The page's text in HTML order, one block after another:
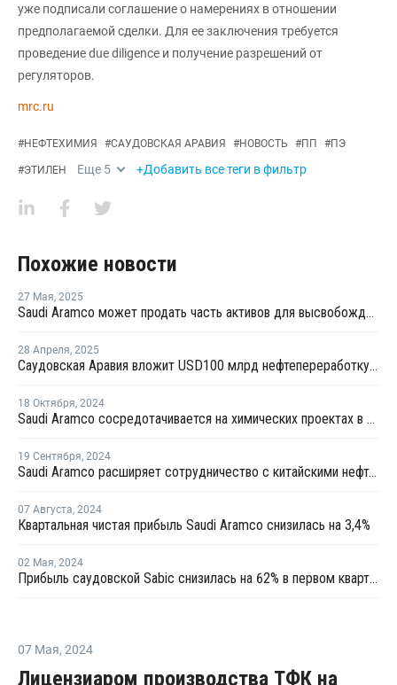
уже подписали соглашение о намерениях в отношении
предполагаемой сделки. Для ее заключения требуется
проведение due diligence и получение разрешений от
регуляторов.
mrc.ru
#НЕФТЕХИМИЯ #САУДОВСКАЯ АРАВИЯ #НОВОСТЬ #ПП #ПЭ
#ЭТИЛЕН Еще 5 +Добавить все теги в фильтр
Похожие новости
27 Мая, 2025
Saudi Aramco может продать часть активов для высвобождения средств
28 Апреля, 2025
Саудовская Аравия вложит USD100 млрд нефтепереработку и нефтехимию Индии
18 Октября, 2024
Saudi Aramco сосредотачивается на химических проектах в Азии
19 Сентября, 2024
Saudi Aramco расширяет сотрудничество с китайскими нефтехимическими компаниями
07 Августа, 2024
Квартальная чистая прибыль Saudi Aramco снизилась на 3,4%
02 Мая, 2024
Прибыль саудовской Sabic снизилась на 62% в первом квартале
07 Мая, 2024
Лицензиаром производства ТФК на